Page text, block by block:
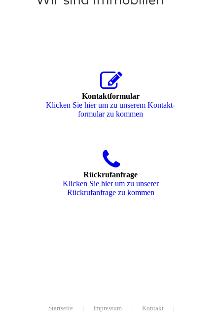
Kontaktformular
Klicken Sie hier um zu unserem Kon­takt­
for­mu­lar zu kommen
Rückrufanfrage
Klicken Sie hier um zu unserer
Rückrufanfrage zu kommen
Startseite | Impressum | Kontakt |